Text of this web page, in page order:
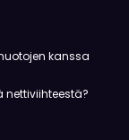
kanssa
nettiviihteestä?